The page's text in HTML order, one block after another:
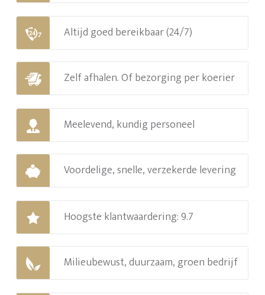
Altijd goed bereikbaar (24/7)
Zelf afhalen. Of bezorging per koerier
Meelevend, kundig personeel
Voordelige, snelle, verzekerde levering
Hoogste klantwaardering: 9.7
Milieubewust, duurzaam, groen bedrijf